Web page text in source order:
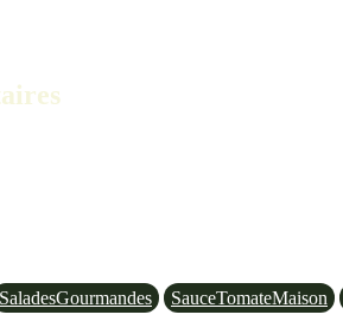
SaladesGourmandes SauceTomateMaison